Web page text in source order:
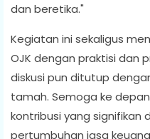
dan beretika."
Kegiatan ini sekaligus
OJK dengan praktisi dan
diskusi pun ditutup
tamah. Semoga ke
kontribusi yang signifikan
pertumbuhan jasa